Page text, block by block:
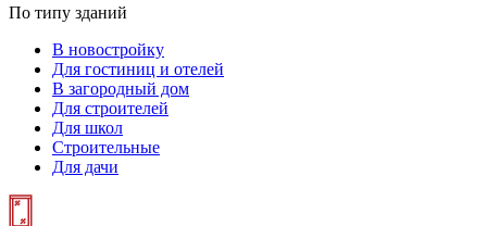
По типу зданий
В новостройку
Для гостиниц и отелей
В загородный дом
Для строителей
Для школ
Строительные
Для дачи